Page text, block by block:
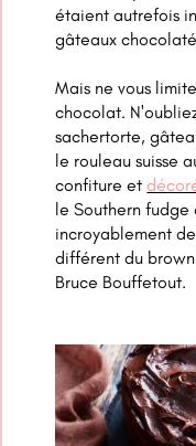
étaient autrefois
gâteaux
Mais ne vous
chocolat.
sachertorte,
le rouleau suisse
confiture et
le Southern
incroyablement
différent du
Bruce Bouffetout.